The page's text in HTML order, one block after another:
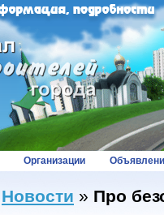
Организации
Новости » Про